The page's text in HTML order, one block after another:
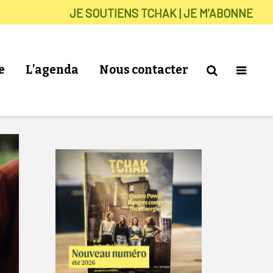
JE SOUTIENS TCHAK | JE M’ABONNE
L’agenda Nous contacter